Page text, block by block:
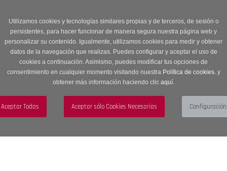
Utilizamos cookies y tecnologías similares propias y de terceros, de sesión o
persistentes, para hacer funcionar de manera segura nuestra página web y
personalizar su contenido. Igualmente, utilizamos cookies para medir y obtener
datos de la navegación que realizas. Puedes configurar y aceptar el uso de
cookies a continuación. Asimismo, puedes modificar tus opciones de
consentimiento en cualquier momento visitando nuestra Política de cookies.y
obtener más información haciendo clic aquí.
descuento en Sección OUTLET con código OUTLET20
navigation
Menú